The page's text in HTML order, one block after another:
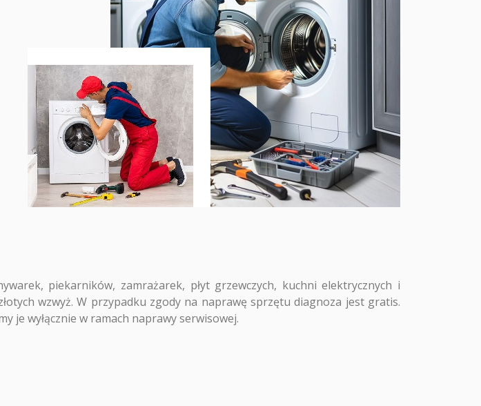
piekarników, zamrażarek, płyt grzewczych, kuchni elektrycznych i
wzwyż. W przypadku zgody na naprawę sprzętu diagnoza jest gratis.
je wyłącznie w ramach naprawy serwisowej.